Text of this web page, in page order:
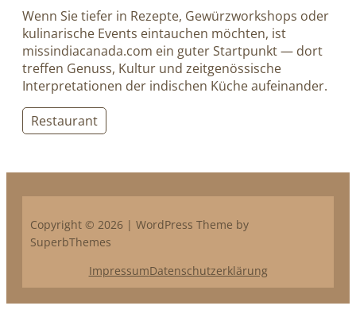
Wenn Sie tiefer in Rezepte, Gewürzworkshops oder
kulinarische Events eintauchen möchten, ist
missindiacanada.com ein guter Startpunkt — dort
treffen Genuss, Kultur und zeitgenössische
Interpretationen der indischen Küche aufeinander.
Restaurant
Copyright © 2026 | WordPress Theme by
SuperbThemes
ImpressumDatenschutzerklärung